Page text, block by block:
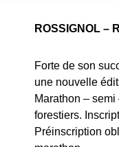
ROSSIGNOL –
Forte de son
une nouvelle
Marathon –
forestiers.
Préinscription